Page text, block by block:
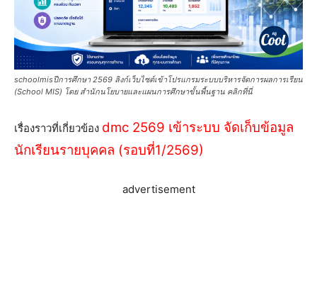
schoolmisปีการศึกษา 2569 ลิงก์เว็บไซต์เข้าโปรแกรมระบบบริหารจัดการผลการเรียน
(School MIS) โดย สำนักนโยบายและแผนการศึกษาขั้นพื้นฐาน คลิกที่นี่
เรื่องราวที่เกี่ยวข้อง dmc 2569 เข้าระบบ จัดเก็บข้อมูล
นักเรียนรายบุคคล (รอบที่1/2569)
advertisement